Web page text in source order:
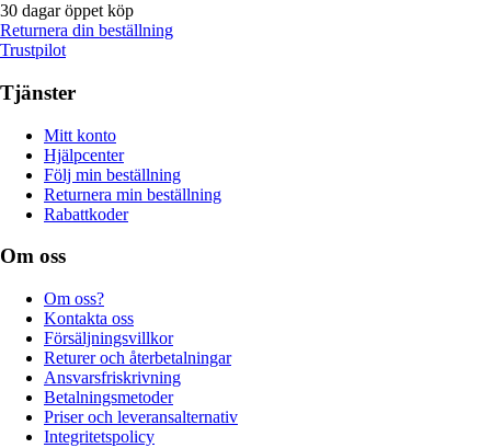
30 dagar öppet köp
Returnera din beställning
Trustpilot
Tjänster
Mitt konto
Hjälpcenter
Följ min beställning
Returnera min beställning
Rabattkoder
Om oss
Om oss?
Kontakta oss
Försäljningsvillkor
Returer och återbetalningar
Ansvarsfriskrivning
Betalningsmetoder
Priser och leveransalternativ
Integritetspolicy